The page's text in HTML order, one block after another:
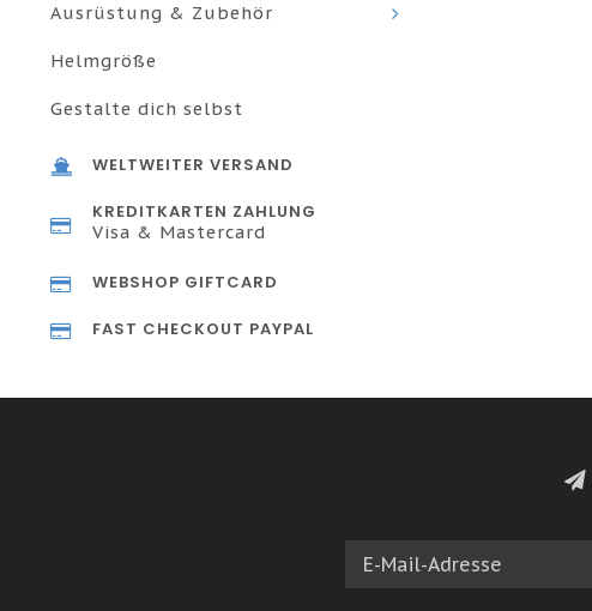
Ausrüstung & Zubehör
Helmgröße
Gestalte dich selbst
WELTWEITER VERSAND
KREDITKARTEN ZAHLUNG
Visa & Mastercard
WEBSHOP GIFTCARD
FAST CHECKOUT PAYPAL